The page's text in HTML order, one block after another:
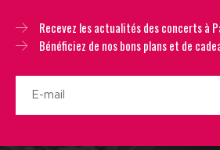
Recevez les actualités des concerts à
Bénéficiez de nos bons plans et de